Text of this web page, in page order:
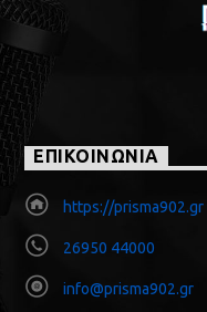
ΕΠΙΚΟΙΝΩΝΙΑ
https://prisma902.gr
26950 44000
info@prisma902.gr